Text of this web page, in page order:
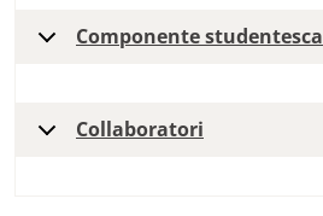
Componente studentesca
Collaboratori